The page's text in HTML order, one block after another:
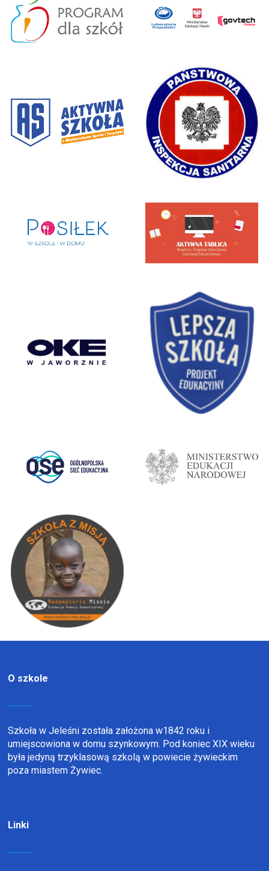
O szkole
Szkoła w Jeleśni została założona w1842 roku i
umiejscowiona w domu szynkowym. Pod koniec XIX wieku
była jedyną trzyklasową szkolą w powiecie żywieckim
poza miastem Żywiec.
Linki